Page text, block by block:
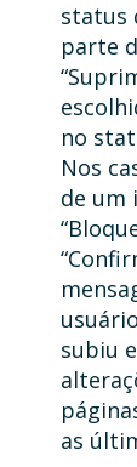
status
parte
no
Nos
de um
subiu
as